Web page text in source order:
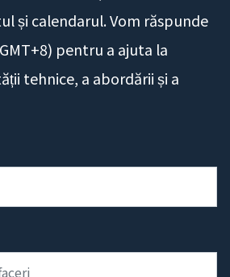
și calendarul. Vom răspunde
pentru a ajuta la
tehnice, a abordării și a